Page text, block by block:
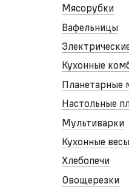
Мясорубки
Вафельницы
Кухонные
Планетарные
Настольные
Мультиварки
Кухонные весы
Хлебопечи
Овощерезки